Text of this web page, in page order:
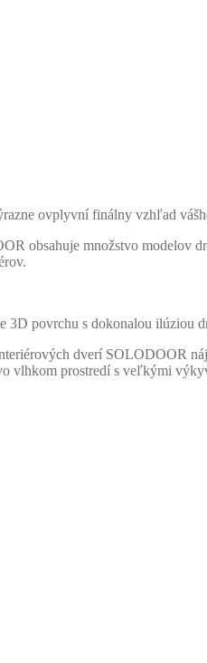
ovplyvní finálny vzhľad
obsahuje množstvo modelov
povrchu s dokonalou ilúziou
dverí SOLODOOR
vlhkom prostredí s veľkými